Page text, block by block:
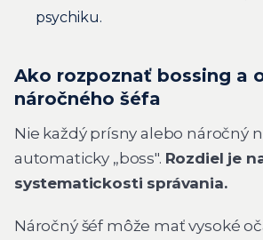
psychiku.
Ako rozpoznať bossing a
náročného šéfa
Nie každý prísny alebo náročný
automaticky „boss". Rozdiel je
systematickosti správania.
Náročný šéf môže mať vysoké